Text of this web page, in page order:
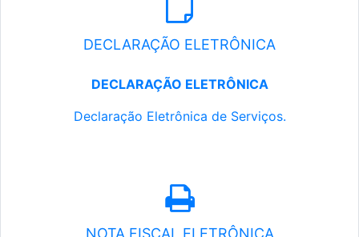
DECLARAÇÃO ELETRÔNICA
DECLARAÇÃO ELETRÔNICA
Declaração Eletrônica de Serviços.
NOTA FISCAL ELETRÔNICA